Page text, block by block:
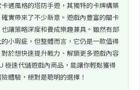
卡通風格的塔防手遊，其獨特的卡牌構築
實帶來了不少新意。遊戲內豐富的關卡
讓策略深度和養成樂趣兼具。雖然有部
小瑕疵，但整體而言，它仍是一款值得
於想快速提升戰力、解鎖更多遊戲內容
極速代儲遊戲內商品，能讓你輕鬆獲得
體驗，絕對是聰明的選擇！